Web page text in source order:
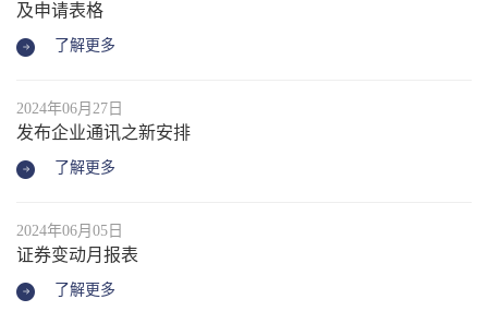
及申请表格
了解更多
2024年06月27日
发布企业通讯之新安排
了解更多
2024年06月05日
证券变动月报表
了解更多